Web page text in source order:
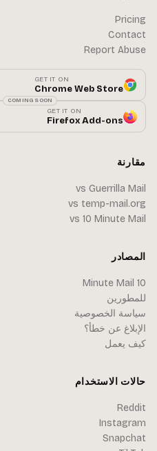
Pricing
Contact
Report Abuse
GET IT ON
Chrome Web Store
GET IT ON
Firefox Add-ons
COMING SOON
مقارنة
vs Guerrilla Mail
vs temp-mail.org
vs 10 Minute Mail
المصادر
10 Minute Mail
للمطورين
سياسة الخصوصية
الإبلاغ عن خطأ؟
كيف يعمل
حالات الاستخدام
Reddit
Instagram
Snapchat